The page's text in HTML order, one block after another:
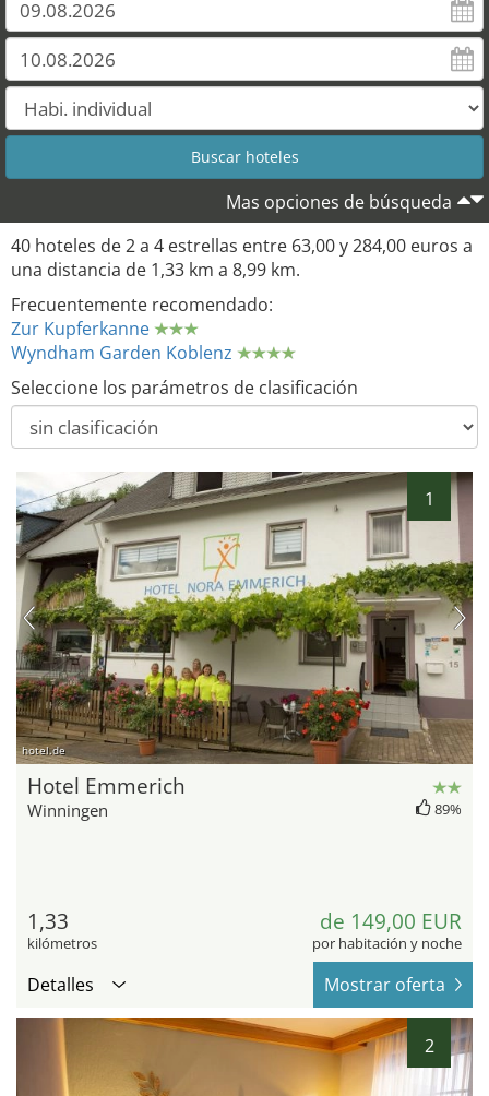
Mas opciones de búsqueda
40 hoteles de 2 a 4 estrellas entre 63,00 y 284,00 euros a
una distancia de 1,33 km a 8,99 km.
Frecuentemente recomendado:
Zur Kupferkanne
Wyndham Garden Koblenz
Seleccione los parámetros de clasificación
1
hotel.de
Hotel Emmerich
Winningen 89%
1,33
kilómetros
de 149,00 EUR
por habitación y noche
Detalles Mostrar oferta
2